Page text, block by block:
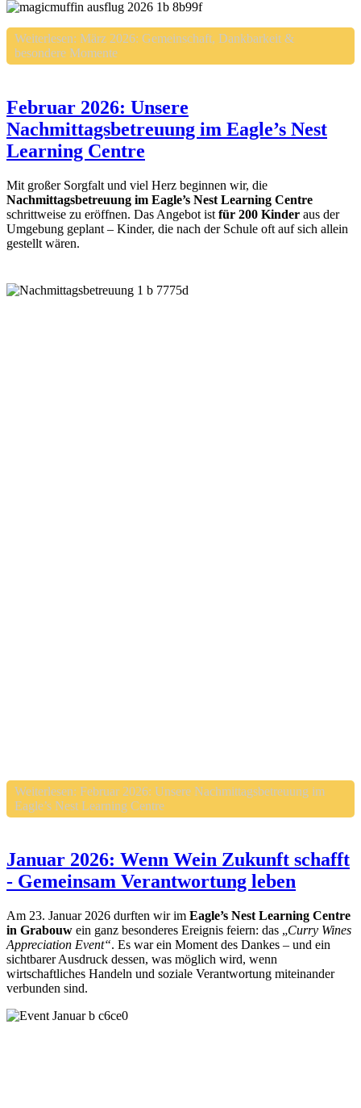
Weiterlesen: März 2026: Gemeinschaft, Dankbarkeit &
besondere Momente
Februar 2026: Unsere
Nachmittagsbetreuung im Eagle’s Nest
Learning Centre
Mit großer Sorgfalt und viel Herz beginnen wir, die
Nachmittagsbetreuung im Eagle’s Nest Learning Centre
schrittweise zu eröffnen. Das Angebot ist für 200 Kinder aus der
Umgebung geplant – Kinder, die nach der Schule oft auf sich allein
gestellt wären.
Weiterlesen: Februar 2026: Unsere Nachmittagsbetreuung im
Eagle’s Nest Learning Centre
Januar 2026: Wenn Wein Zukunft schafft
- Gemeinsam Verantwortung leben
Am 23. Januar 2026 durften wir im Eagle’s Nest Learning Centre
in Grabouw ein ganz besonderes Ereignis feiern: das „Curry Wines
Appreciation Event“. Es war ein Moment des Dankes – und ein
sichtbarer Ausdruck dessen, was möglich wird, wenn
wirtschaftliches Handeln und soziale Verantwortung miteinander
verbunden sind.